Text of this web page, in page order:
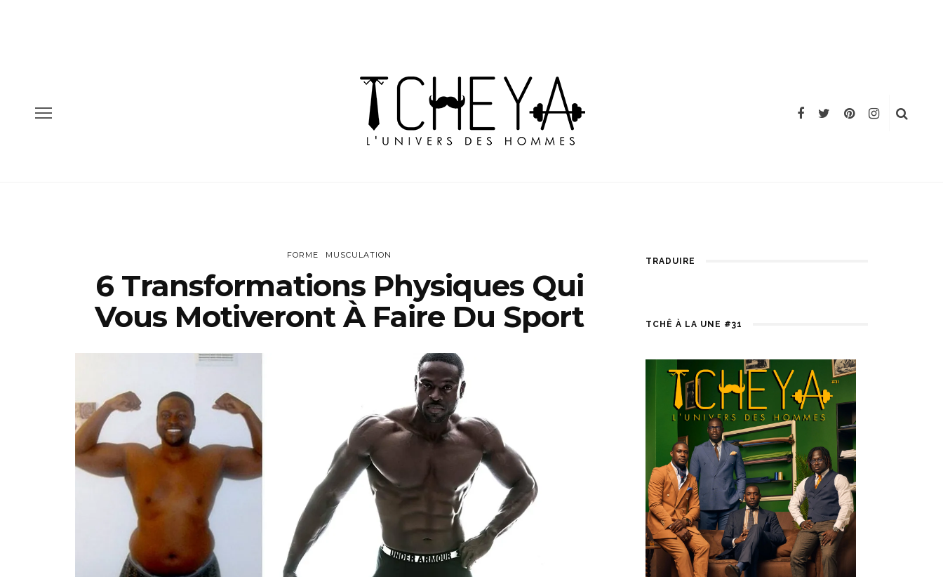
FORME MUSCULATION
6 Transformations Physiques Qui
Vous Motiveront À Faire Du Sport
TRADUIRE
TCHÊ À LA UNE #31